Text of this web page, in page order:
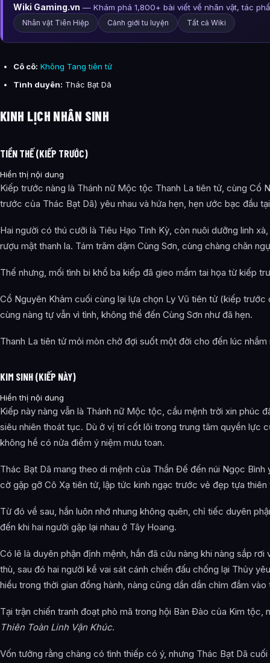
Wiki Gaming.vn — Khám phá 1,800+ bài viết về nhân vật, tác
Nhân vật Tiên Hiệp Cảnh giới tu luyện Tất cả Wiki
Cô cô: Không Tang tiên tử
Tình duyên: Thác Bạt Dã
KINH LỊCH NHÂN SINH
TIỀN THẾ (KIẾP TRƯỚC)
Hiển thị nội dung
Kiếp trước nàng là Thánh nữ Mộc tộc Thanh La tiên tử, cùng Cổ
trước của Thác Bạt Dã) yêu nhau và hứa hẹn, hẹn ước bạc đầu
Hai người có thú cưỡi là Tiêu Hạo Tinh Kỳ, còn nuôi dưỡng linh
rượu mật thanh la. Tám trăm dặm Cùng Sơn, cùng chàng chăn
Thế nhưng, mối tình bi khổ ba kiếp đã gieo mầm tai họa từ kiếp
Cổ Nguyên Khảm cuối cùng lại lựa chọn Ly Vũ tiên tử (kiếp trước
cùng nàng tự vẫn vì tình, không thể đến Cùng Sơn như đã hẹn.
Thanh La tiên tử mỏi mòn chờ đợi suốt một đời cho đến lúc nhắm
KIM SINH (KIẾP NÀY)
Hiển thị nội dung
Kiếp này nàng vẫn là Thánh nữ Mộc tộc, cầu mệnh trời xin phúc
siêu nhiên thoát tục. Dù ở vị trí cốt lõi trong trung tâm quyền lực
không hề có nửa điểm ý niệm mưu toan.
Thác Bạt Dã mang theo di mệnh của Thần Đế đến núi Ngọc
cờ gặp gỡ Cô Xạ tiên tử, lập tức kinh ngạc trước vẻ đẹp tựa thiên
Từ đó về sau, hắn luôn nhớ nhung không quên, chỉ tiếc duyên
đến khi hai người gặp lại nhau ở Tây Hoang.
Có lẽ là duyên phận định mệnh, hắn đã cứu nàng khi nàng sắp rơi
thù, sau đó hai người kề vai sát cánh chiến đấu chống lại Thủy
hiểu trong thời gian đồng hành, nàng cũng dần dần chìm đắm
Tại trận chiến tranh đoạt phò mã trong hội Bàn Đào của Kim tộc,
Thiên Toàn Linh Vận Khúc.
Vốn tưởng rằng chàng có tình thiếp có ý, nhưng Thác Bạt Dã